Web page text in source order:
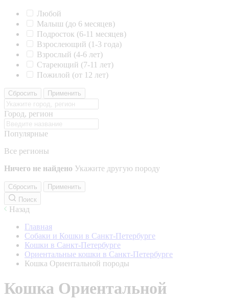
Любой
Малыш (до 6 месяцев)
Подросток (6-11 месяцев)
Взрослеющий (1-3 года)
Взрослый (4-6 лет)
Стареющий (7-11 лет)
Пожилой (от 12 лет)
Сбросить Применить
Город, регион
Популярные
Все регионы
Ничего не найдено Укажите другую породу
Сбросить
Применить
Поиск
Назад
Главная
Собаки и Кошки в Санкт-Петербурге
Кошки в Санкт-Петербурге
Ориентальные кошки в Санкт-Петербурге
Кошка Ориентальной породы
Кошка Ориентальной